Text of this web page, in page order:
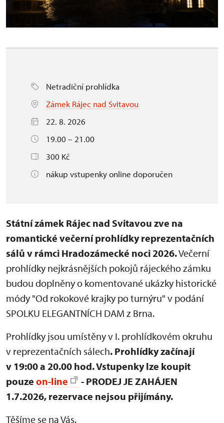
Netradiční prohlídka
Zámek Rájec nad Svitavou
22. 8. 2026
19.00 – 21.00
300 Kč
nákup vstupenky online doporučen
Státní zámek Rájec nad Svitavou zve na
romantické večerní prohlídky reprezentačních
sálů v rámci Hradozámecké noci 2026.Večerní
prohlídky nejkrásnějších pokojů rájeckého zámku
budou doplněny o komentované ukázky historické
módy "Od rokokové krajky po turnýru" v podání
SPOLKU ELEGANTNÍCH DAM z Brna.
Prohlídky jsou umístěny v I. prohlídkovém okruhu
v reprezentačních sálech. Prohlídkyzačínají
v 19:00 a 20.00 hod.Vstupenky lze koupit
pouze on-line
- PRODEJ JE ZAHÁJEN
1.7.2026, rezervace nejsou přijímány.
Těšíme se na Vás.